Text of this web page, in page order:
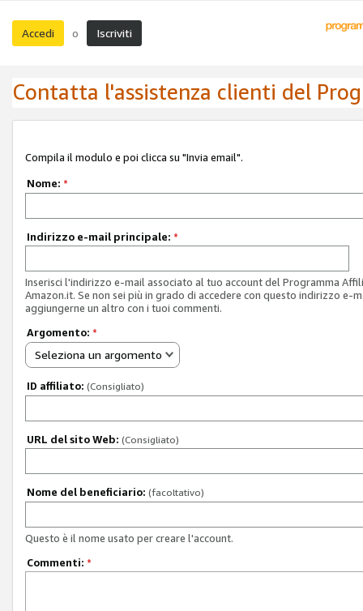
Accedi o Iscriviti
Contatta l'assistenza clienti del
Compila il modulo e poi clicca su "Invia email".
Nome: *
Indirizzo e-mail principale: *
Inserisci l'indirizzo e-mail associato al tuo account del Programma
Amazon.it. Se non sei più in grado di accedere con questo indirizzo e-
aggiungerne un altro con i tuoi commenti.
Argomento: *
Seleziona un argomento
ID affiliato: (Consigliato)
URL del sito Web: (Consigliato)
Nome del beneficiario: (facoltativo)
Questo è il nome usato per creare l'account.
Commenti: *